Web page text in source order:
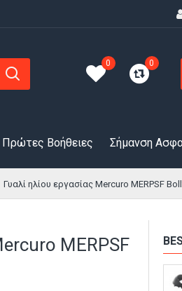
0 0
Πρώτες Βοήθειες Σήμανση
Γυαλί ηλίου εργασίας Mercuro MERPSF
MERPSF